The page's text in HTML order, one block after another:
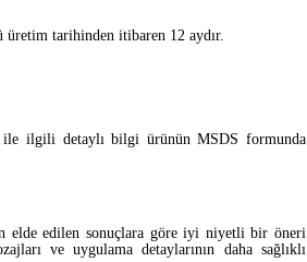
üretim tarihinden itibaren 12 aydır.
ile ilgili detaylı bilgi ürünün MSDS formunda
elde edilen sonuçlara göre iyi niyetli bir öneri
ve uygulama detaylarının daha sağlıklı